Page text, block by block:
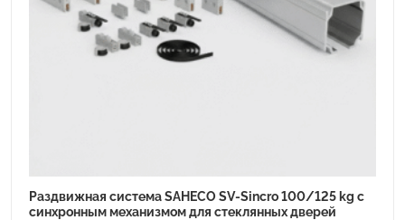
Раздвижная система SAHECO SV-Sincro 100/125 kg с
синхронным механизмом для стеклянных дверей